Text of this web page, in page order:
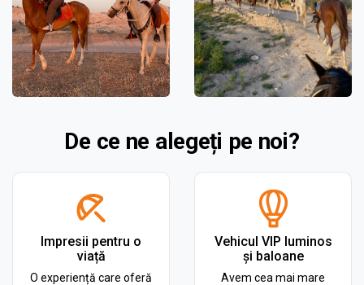
De ce ne alegeți pe noi?
Impresii pentru o
viață
O experiență care oferă
Vehicul VIP luminos
și baloane
Avem cea mai mare